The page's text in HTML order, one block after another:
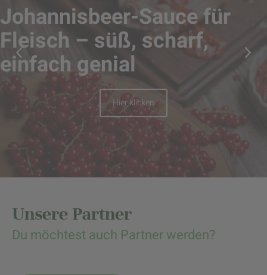
Johannisbeer-Sauce für
Fleisch – süß, scharf,
einfach genial
Hier klicken
Unsere Partner
Du möchtest auch Partner werden?